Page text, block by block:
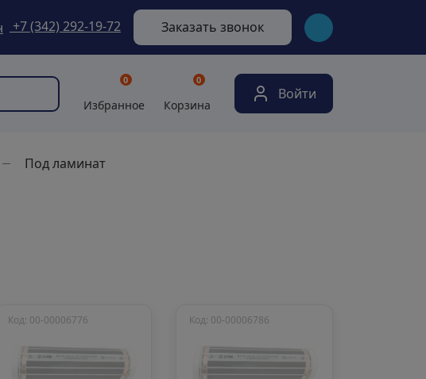
+7 (342) 292-19-72 Заказать звонок
Избранное
0
Корзина
0
Войти
Под ламинат
Код: 00-00006776 Код: 00-00006786